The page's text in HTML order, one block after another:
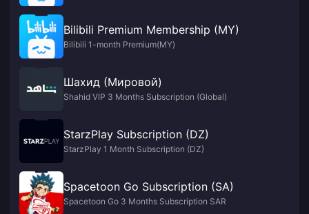
Bilibili Premium Membership (MY)
Bilibili 1-month Premium(MY)
Шахид (Мировой)
Shahid VIP 3 Months Subscription (Global)
StarzPlay Subscription (DZ)
StarzPlay 1 Month Subscription (DZ)
Spacetoon Go Subscription (SA)
Spacetoon Go 3 Months Subscription SAR